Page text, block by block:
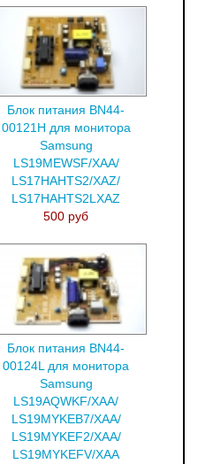
Блок питания BN44-
00121H для монитора
Samsung
LS19MEWSF/XAA/
LS17HAHTS2/XAZ/
LS17HAHTS2LXAZ
500 руб
Блок питания BN44-
00124L для монитора
Samsung
LS19AQWKF/XAA/
LS19MYKEB7/XAA/
LS19MYKEF2/XAA/
LS19MYKEFV/XAA